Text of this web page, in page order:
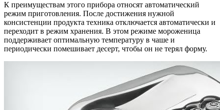
К преимуществам этого прибора относят автоматический
режим приготовления. После достижения нужной
консистенции продукта техника отключается автоматически и
переходит в режим хранения. В этом режиме мороженица
поддерживает оптимальную температуру в чаше и
периодически помешивает десерт, чтобы он не терял форму.